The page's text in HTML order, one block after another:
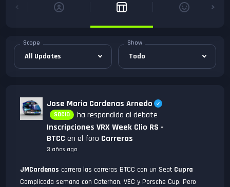
Scope Show
Jose Maria Cardenas Arnedo
SOCIO
ha respondido al debate
Inscripciones VRX Week Clio RS -
BTCC en el foro Carreras
3 años ago
JMCardenas correra las carreras BTCC con un Seat Cupra
Complicada semana con Caterhan, VEC y Porsche Cup. Pero